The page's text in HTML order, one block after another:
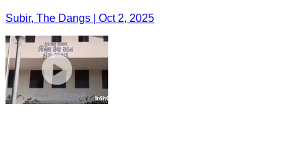
Subir, The Dangs | Oct 2, 2025